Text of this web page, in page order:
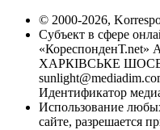
© 2000-2026,
Субъект в сфере
«КореспонденТ.net»
ХАРКІВСЬКЕ ШОСЕ,
Идентификатор
Использование
сайте, разрешается